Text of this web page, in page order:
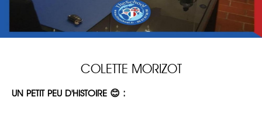
COLETTE MORIZOT
UN PETIT PEU D'HISTOIRE 😊 :